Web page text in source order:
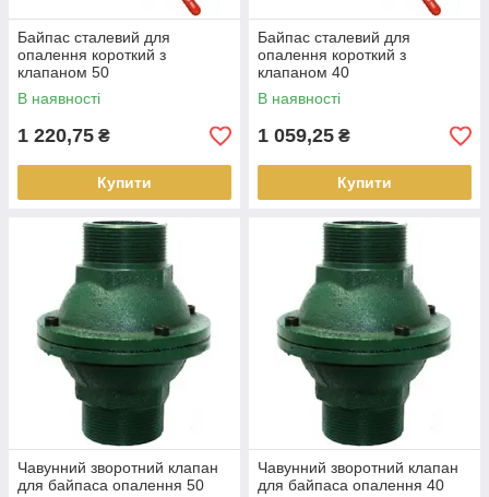
Байпас сталевий для
опалення короткий з
клапаном 50
В наявності
1 220,75 ₴
Купити
Байпас сталевий для
опалення короткий з
клапаном 40
В наявності
1 059,25 ₴
Купити
Чавунний зворотний клапан
для байпаса опалення 50
Чавунний зворотний клапан
для байпаса опалення 40